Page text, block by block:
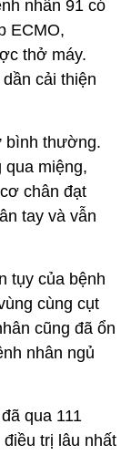
nhân 91 có
ECMO,
thở máy.
cải thiện
bình thường.
qua miệng,
chân đạt
tay và vẫn
tụy của bệnh
cùng cụt
cũng đã ổn
nhân ngủ
qua 111
trị lâu nhất